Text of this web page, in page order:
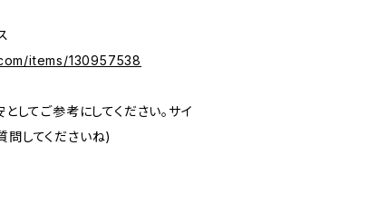
items/130957538
してご参考にしてください。サイ
してくださいね)